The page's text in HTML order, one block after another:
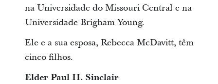
na Universidade do Missouri Central e na
Universidade Brigham Young.
Ele e a sua esposa, Rebecca McDavitt, têm
cinco filhos.
Elder Paul H. Sinclair